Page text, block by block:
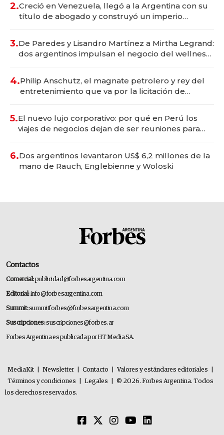
2.Creció en Venezuela, llegó a la Argentina con su
título de abogado y construyó un imperio
3.De Paredes y Lisandro Martínez a Mirtha Legrand:
dos argentinos impulsan el negocio del wellness
4.Philip Anschutz, el magnate petrolero y rey del
entretenimiento que va por la licitación de
5.El nuevo lujo corporativo: por qué en Perú los
viajes de negocios dejan de ser reuniones para
6.Dos argentinos levantaron US$ 6,2 millones de la
mano de Rauch, Englebienne y Woloski
Contactos
Comercial:publicidad@forbesargentina.com
Editorial:info@forbesargentina.com
Summit:summitforbes@forbesargentina.com
Suscripciones:suscripciones@forbes.ar
Forbes Argentina es publicada por HT Media SA.
MediaKit Newsletter Contacto Valores y estándares editoriales
Términos y condiciones
Legales
© 2026. Forbes Argentina. Todos
los derechos reservados.